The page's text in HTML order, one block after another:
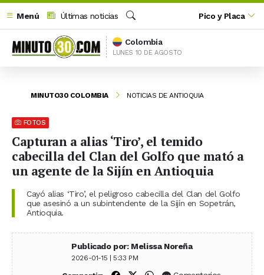
Menú
Últimas noticias
Buscar
Pico y Placa
Colombia
LUNES 10 DE AGOSTO
MINUTO30 COLOMBIA NOTICIAS DE ANTIOQUIA
FOTOS
Capturan a alias ‘Tiro’, el temido
cabecilla del Clan del Golfo que mató a
un agente de la Sijín en Antioquia
Cayó alias ‘Tiro’, el peligroso cabecilla del Clan del Golfo
que asesinó a un subintendente de la Sijín en Sopetrán,
Antioquia.
Publicado por: Melissa Noreña
2026-01-15 | 5:33 PM